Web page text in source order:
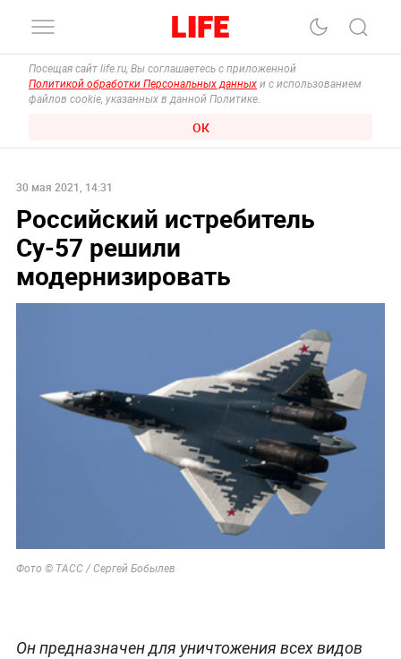
Посещая сайт life.ru, Вы соглашаетесь с приложенной
Политикой обработки Персональных данных и с использованием
файлов cookie, указанных в данной Политике.
ОК
30 мая 2021, 14:31
Российский истребитель
Су-57 решили
модернизировать
Фото © ТАСС / Сергей Бобылев
Он предназначен для уничтожения всех видов